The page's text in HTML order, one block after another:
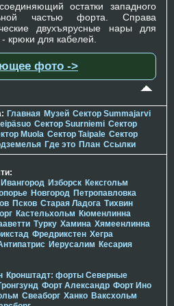
остатки западного
частью форта. Справа
двухъярусные нары для
крюки для кабелей.
фото ->
Главная Музей Сектор Summajarvi
Сектор Suurniemi Сектор
Muola Сектор Taipale Сектор
Где это План Ссылки
Ивангород Изборск Кексгольм
Новгород Петропавловка
Псков Старая Ладога Тихвин
Кастельхольм Кюменлинна
Турку Хамина Хямеенлинна
Фредрикстен Хегра
Иерусалим Кесария
Кронштадт: форты Северные
Форт Александр Форт Ино
Свеаборг Ханко Ваксхольм